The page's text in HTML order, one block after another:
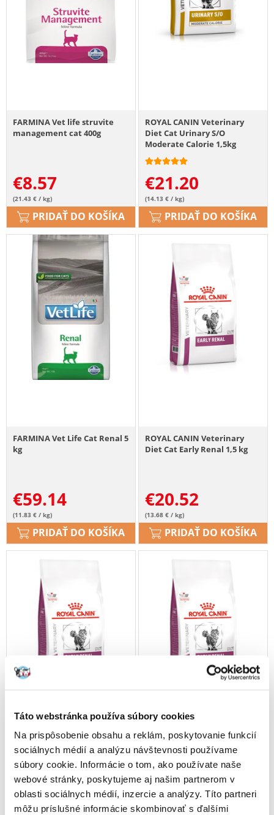
Táto webstránka používa súbory cookies
Na prispôsobenie obsahu a reklám, poskytovanie funkcií
sociálnych médií a analýzu návštevnosti používame
súbory cookie. Informácie o tom, ako používate naše
webové stránky, poskytujeme aj našim partnerom v
oblasti sociálnych médií, inzercie a analýzy. Títo partneri
môžu príslušné informácie skombinovať s ďalšími
FARMINA Vet life struvite
management cat 400g
€8.57
(21.43 € / kg)
PRIDAŤ DO KOŠÍKA
ROYAL CANIN Veterinary
Diet Cat Urinary S/O
Moderate Calorie 1,5kg
€21.20
(14.13 € / kg)
PRIDAŤ DO KOŠÍKA
FARMINA Vet Life Cat Renal 5
kg
€59.14
(11.83 € / kg)
PRIDAŤ DO KOŠÍKA
ROYAL CANIN Veterinary
Diet Cat Early Renal 1,5 kg
€20.52
(13.68 € / kg)
PRIDAŤ DO KOŠÍKA
ROYAL CANIN Veterinary
Diet Cat Early Renal 6 kg
ROYAL CANIN Veterinary
Diet Cat Early Renal 3,5 kg